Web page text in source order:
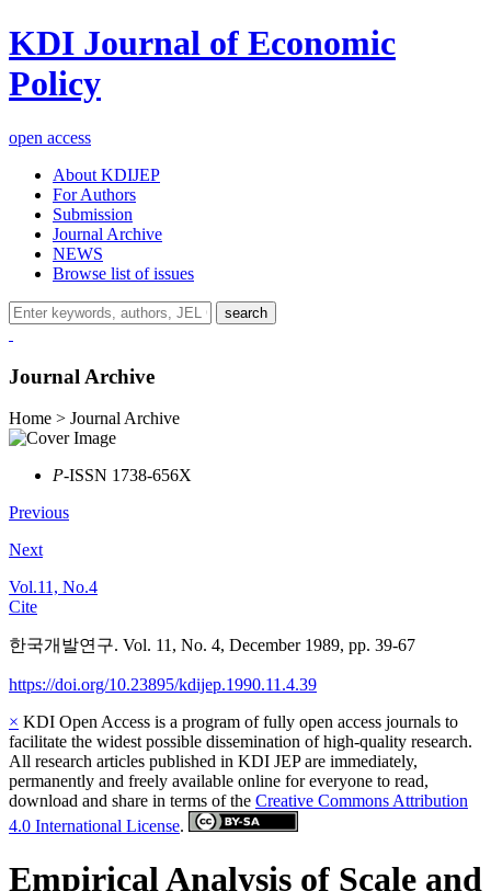
KDI Journal of Economic
Policy
open access
About KDIJEP
For Authors
Submission
Journal Archive
NEWS
Browse list of issues
search
Journal Archive
Home > Journal Archive
P-ISSN 1738-656X
Previous
Next
Vol.11, No.4
Cite
한국개발연구. Vol. 11, No. 4, December 1989, pp. 39-67
https://doi.org/10.23895/kdijep.1990.11.4.39
× KDI Open Access is a program of fully open access journals to
facilitate the widest possible dissemination of high-quality research.
All research articles published in KDI JEP are immediately,
permanently and freely available online for everyone to read,
download and share in terms of the Creative Commons Attribution
4.0 International License.
Empirical Analysis of Scale and